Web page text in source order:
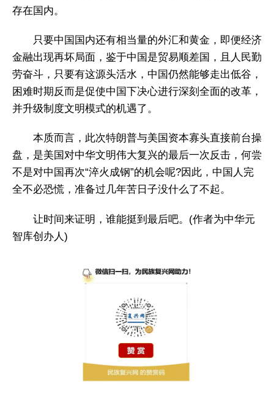
存在国内。
只要中国国内还有相当量的外汇和黄金，即便经济
金融出现再坏局面，鉴于中国是贸易顺差国，且人民勤
劳奋斗，只要有这源头活水，中国仍然能够走出低谷，
困难时期反而是促使中国下决心进行深刻全面的改革，
并升级制度文明模式的机遇了。
本质而言，此次特朗普与美国资本寡头直接前台操
盘，是美国对中华文明伟大复兴的最后一次反击，何尝
不是对中国再次“淬火成钢”的机会呢?因此，中国人完
全不必恐慌，准备过几年苦日子没什么了不起。
让时间来证明，谁能挺到最后吧。(作者为中华元
智库创办人)